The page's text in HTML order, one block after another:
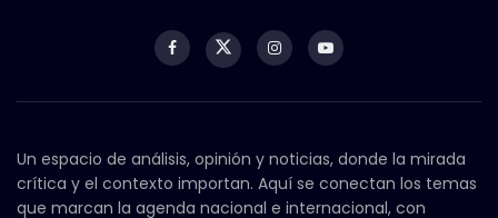
Un espacio de análisis, opinión y noticias, donde la mirada
crítica y el contexto importan. Aquí se conectan los temas
que marcan la agenda nacional e internacional, con